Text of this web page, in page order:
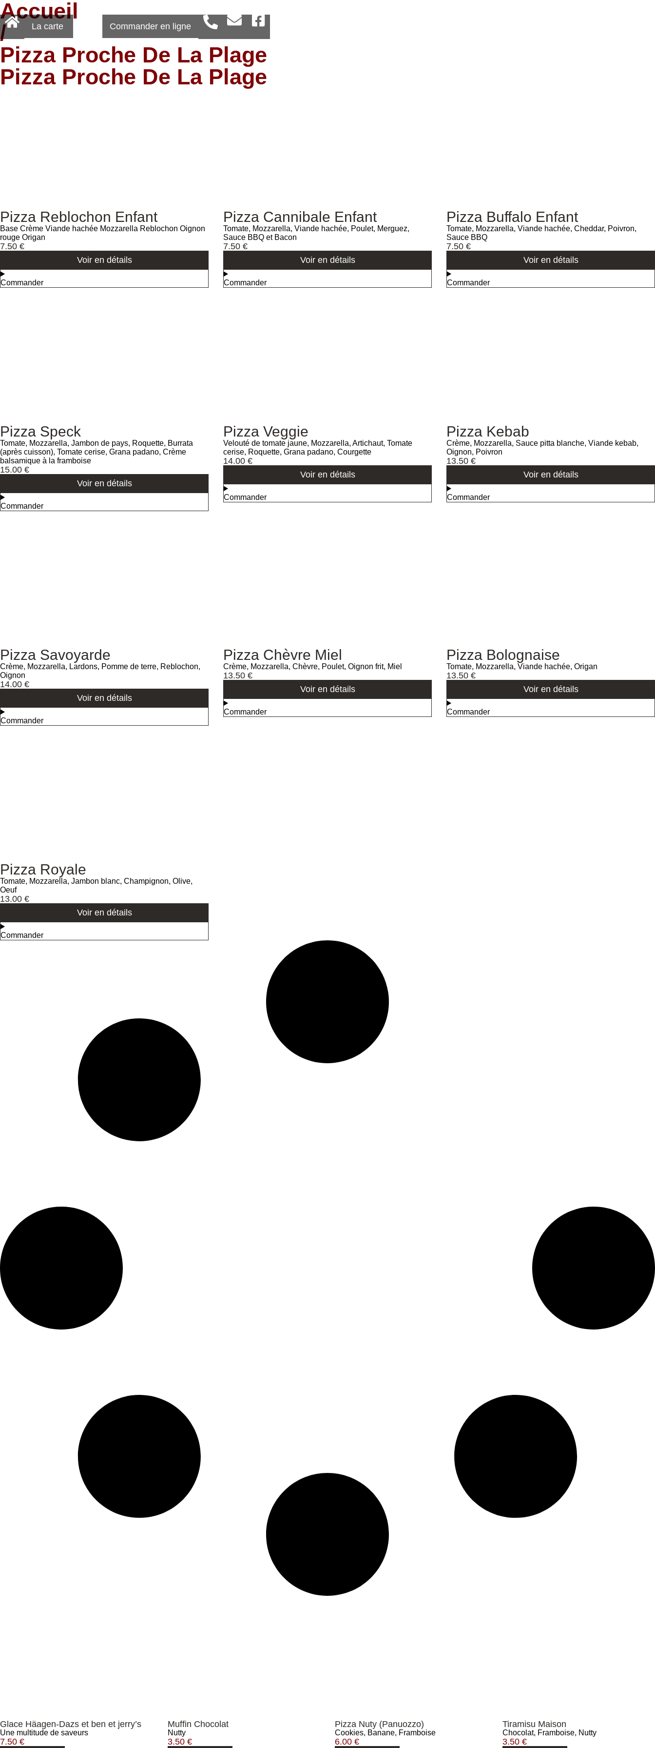
La carte Commander en ligne
Accueil
/
Pizza Proche De La Plage
Pizza Proche De La Plage
Pizza Reblochon Enfant
Base Crème Viande hachée Mozzarella Reblochon Oignon
rouge Origan
7.50 €
Voir en détails
Commander
Pizza Cannibale Enfant
Tomate, Mozzarella, Viande hachée, Poulet, Merguez,
Sauce BBQ et Bacon
7.50 €
Voir en détails
Commander
Pizza Buffalo Enfant
Tomate, Mozzarella, Viande hachée, Cheddar, Poivron,
Sauce BBQ
7.50 €
Voir en détails
Commander
Pizza Speck
Tomate, Mozzarella, Jambon de pays, Roquette, Burrata
(après cuisson), Tomate cerise, Grana padano, Crème
balsamique à la framboise
15.00 €
Voir en détails
Commander
Pizza Veggie
Velouté de tomate jaune, Mozzarella, Artichaut, Tomate
cerise, Roquette, Grana padano, Courgette
14.00 €
Voir en détails
Commander
Pizza Kebab
Crème, Mozzarella, Sauce pitta blanche, Viande kebab,
Oignon, Poivron
13.50 €
Voir en détails
Commander
Pizza Savoyarde
Crème, Mozzarella, Lardons, Pomme de terre, Reblochon,
Oignon
14.00 €
Voir en détails
Commander
Pizza Chèvre Miel
Crème, Mozzarella, Chèvre, Poulet, Oignon frit, Miel
13.50 €
Voir en détails
Commander
Pizza Bolognaise
Tomate, Mozzarella, Viande hachée, Origan
13.50 €
Voir en détails
Commander
Pizza Royale
Tomate, Mozzarella, Jambon blanc, Champignon, Olive,
Oeuf
13.00 €
Voir en détails
Commander
Glace Häagen-Dazs et ben et jerry’s
Une multitude de saveurs
7.50 €
Muffin Chocolat
Nutty
3.50 €
Pizza Nuty (Panuozzo)
Cookies, Banane, Framboise
6.00 €
Tiramisu Maison
Chocolat, Framboise, Nutty
3.50 €